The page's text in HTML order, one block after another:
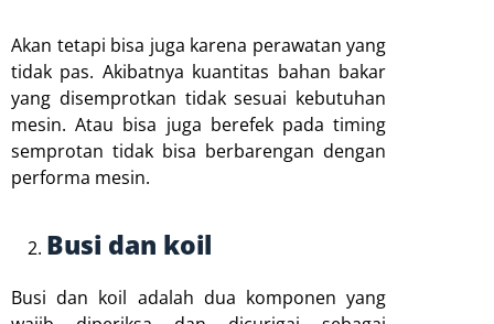
Akan tetapi bisa juga karena perawatan yang
tidak pas. Akibatnya kuantitas bahan bakar
yang disemprotkan tidak sesuai kebutuhan
mesin. Atau bisa juga berefek pada timing
semprotan tidak bisa berbarengan dengan
performa mesin.
Busi dan koil
Busi dan koil adalah dua komponen yang